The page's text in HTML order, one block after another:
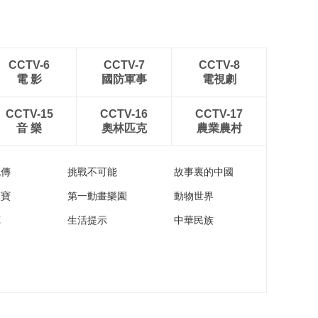
CCTV-6
電 影
CCTV-7
國防軍事
CCTV-8
電視劇
CCTV-15
音 樂
CCTV-16
奧林匹克
CCTV-17
農業農村
挑戰不可能 故事裏的中國
第一動畫樂園 動物世界
生活提示 中華民族